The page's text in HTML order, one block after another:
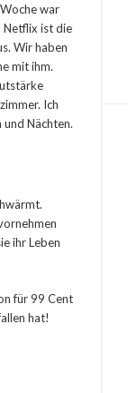
war
Netflix ist die
Wir haben
mit ihm.
Ich
Nächten.
ihr Leben
für 99 Cent
hat!